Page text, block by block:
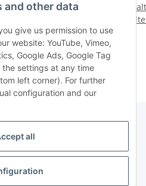
2 St. Engel mit Pfeil und
Glitzerkranz kniend, 8
cm hoch, Kunststein
3,20 €*
and other data
give us permission to use
website: YouTube, Vimeo,
Google Ads, Google Tag
the settings at any time
left corner). For further
configuration and our
all